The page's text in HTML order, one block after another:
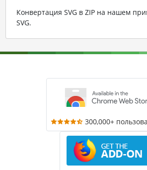
Конвертация SVG в ZIP на нашем
SVG.
300,000+